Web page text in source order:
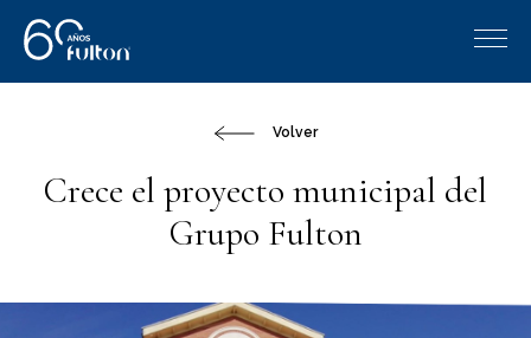
Volver
Crece el proyecto municipal del
Grupo Fulton